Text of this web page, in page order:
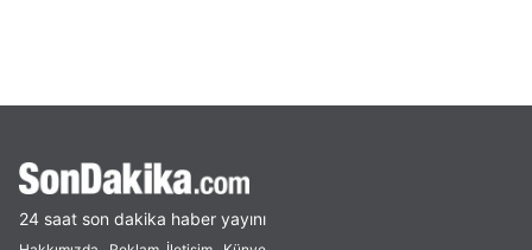
24 saat son dakika haber yayını